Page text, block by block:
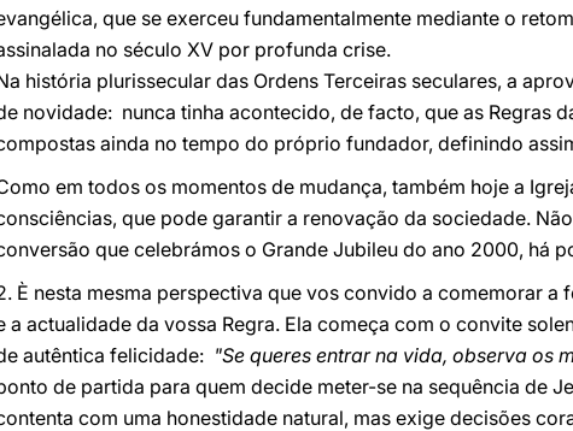
que se exerceu fundamentalmente mediante o
no século XV por profunda crise.
história plurissecular das Ordens Terceiras seculares, a
novidade: nunca tinha acontecido, de facto, que as Regras
ainda no tempo do próprio fundador, definindo
em todos os momentos de mudança, também hoje a
que pode garantir a renovação da sociedade.
que celebrámos o Grande Jubileu do ano 2000, há
È nesta mesma perspectiva que vos convido a comemorar
a actualidade da vossa Regra. Ela começa com o convite
autêntica felicidade: "Se queres entrar na vida, observa os
de partida para quem decide meter-se na sequência de
com uma honestidade natural, mas exige decisões